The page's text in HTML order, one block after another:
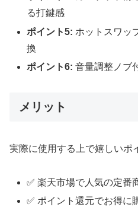
る打鍵感
ポイント5: ホットスワッ
換
ポイント6: 音量調整ノブ
メリット
実際に使用する上で嬉しいポ
✅ 楽天市場で人気の定番
✅ ポイント還元でお得に